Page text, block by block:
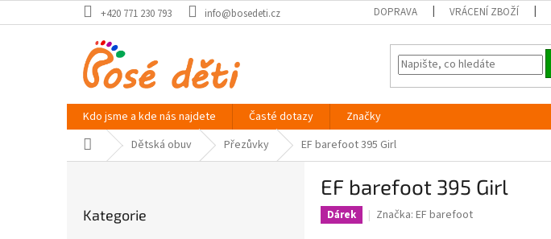
na
+420 771 230 793 info@bosedeti.cz DOPRAVA VRÁCENÍ ZBOŽÍ
Kdo jsme a kde nás najdete Časté dotazy
Značky
Domů Dětská obuv Přezůvky EF barefoot 395 Girl
kategorie
Kategorie
EF barefoot 395 Girl
Dárek Značka: EF barefoot